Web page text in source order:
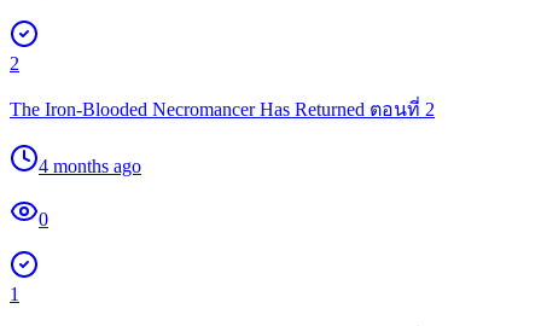
2
The Iron-Blooded Necromancer Has Returned ตอนที่ 2
4 months ago
0
1